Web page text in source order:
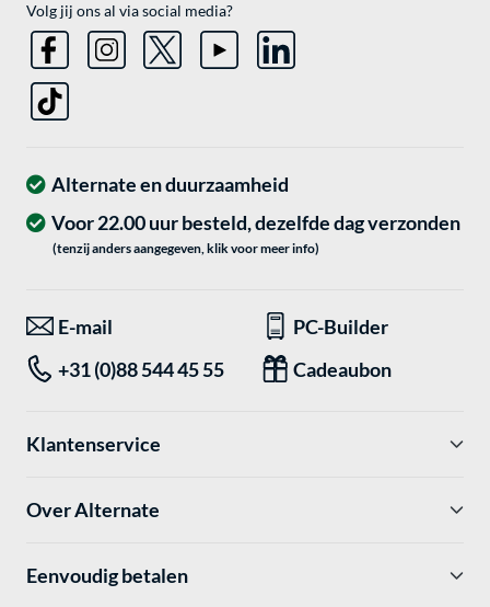
Volg jij ons al via social media?
Alternate en duurzaamheid
Voor 22.00 uur besteld, dezelfde dag verzonden
(tenzij anders aangegeven, klik voor meer info)
E-mail
PC-Builder
+31 (0)88 544 45 55
Cadeaubon
Klantenservice
Over Alternate
Eenvoudig betalen